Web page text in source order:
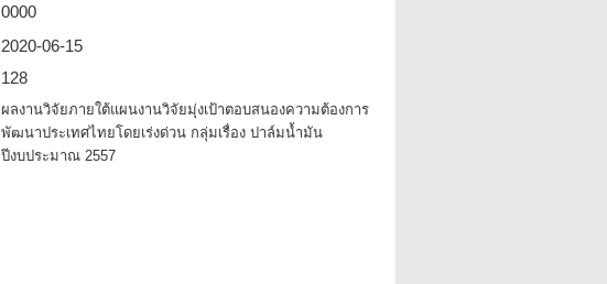
0000
2020-06-15
128
ผลงานวิจัยภายใต้แผนงานวิจัยมุ่งเป้าตอบสนองความต้องการ
พัฒนาประเทศไทยโดยเร่งด่วน กลุ่มเรื่อง ปาล์มน้ำมัน
ปีงบประมาณ 2557